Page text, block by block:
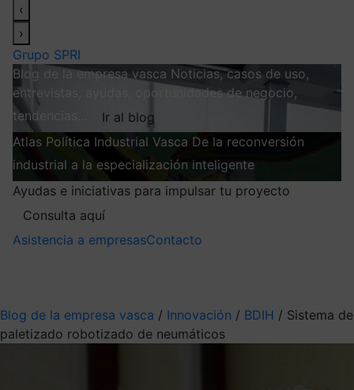
‹
›
Grupo SPRI
Blog de la empresa vasca Noticias, casos de uso,
entrevistas, ayudas, oportunidades de negocio,
tendencias…
Ir al blog
Atlas Política Industrial Vasca De la reconversión
industrial a la especialización inteligente
Ayudas e iniciativas para impulsar tu proyecto
Consulta aquí
Asistencia a empresasContacto
Blog de la empresa vasca / Innovación / BDIH / Sistema de
paletizado robotizado de neumáticos